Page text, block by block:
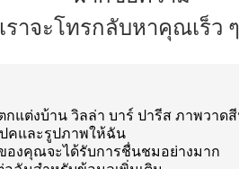
เราจะโทรกลับหาคุณเร็ว